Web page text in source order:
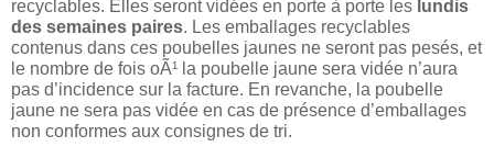
recyclables. Elles seront vidées en porte à porte les lundis
des semaines paires. Les emballages recyclables
contenus dans ces poubelles jaunes ne seront pas pesés, et
le nombre de fois oÃ¹ la poubelle jaune sera vidée n’aura
pas d’incidence sur la facture. En revanche, la poubelle
jaune ne sera pas vidée en cas de présence d’emballages
non conformes aux consignes de tri.